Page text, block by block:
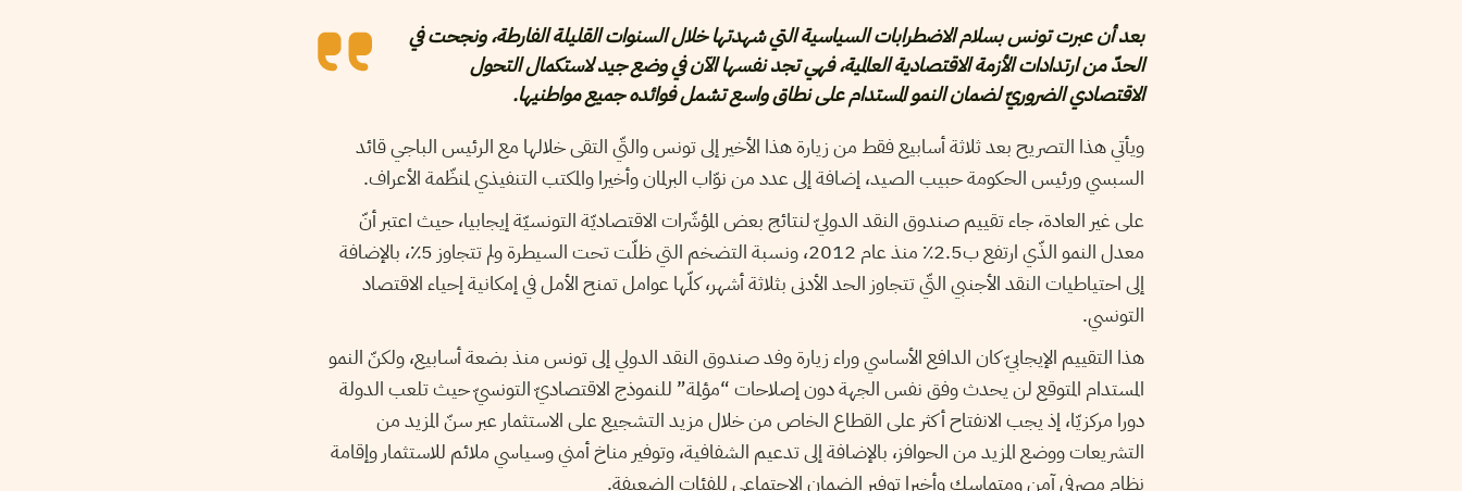
بعد أن عبرت تونس بسلام الاضطرابات السياسية التي شهدتها خلال السنوات القليلة الفارطة، ونجحت في
الحدّ من ارتدادات الأزمة الاقتصادية العالمية، فهي تجد نفسها الآن في وضع جيد لاستكمال التحول
الاقتصادي الضروريّ لضمان النمو المستدام على نطاق واسع تشمل فوائده جميع مواطنيها.
ويأتي هذا التصريح بعد ثلاثة أسابيع فقط من زيارة هذا الأخير إلى تونس والتّي التقى خلالها مع الرئيس الباجي قائد
السبسي ورئيس الحكومة حبيب الصيد، إضافة إلى عدد من نوّاب البرلمان وأخيرا والمكتب التنفيذي لمنظّمة الأعراف.
على غير العادة، جاء تقييم صندوق النقد الدوليّ لنتائج بعض المؤشّرات الاقتصاديّة التونسيّة إيجابيا، حيث اعتبر أنّ
معدل النمو الذّي ارتفع ب2.5٪ منذ عام 2012، ونسبة التضخم التي ظلّت تحت السيطرة ولم تتجاوز 5٪، بالإضافة
إلى احتياطيات النقد الأجنبي التّي تتجاوز الحد الأدنى بثلاثة أشهر، كلّها عوامل تمنح الأمل في إمكانية إحياء الاقتصاد
التونسي.
هذا التقييم الإيجابيّ كان الدافع الأساسي وراء زيارة وفد صندوق النقد الدولي إلى تونس منذ بضعة أسابيع، ولكنّ النمو
المستدام المتوقع لن يحدث وفق نفس الجهة دون إصلاحات “مؤلمة” للنموذج الاقتصاديّ التونسيّ حيث تلعب الدولة
دورا مركزيّا، إذ يجب الانفتاح أكثر على القطاع الخاص من خلال مزيد التشجيع على الاستثمار عبر سنّ المزيد من
التشريعات ووضع المزيد من الحوافز، بالإضافة إلى تدعيم الشفافية، وتوفير مناخ أمني وسياسي ملائم للاستثمار وإقامة
نظام مصرفي آمن ومتماسك وأخيرا توفير الضمان الاجتماعي للفئات الضعيفة.